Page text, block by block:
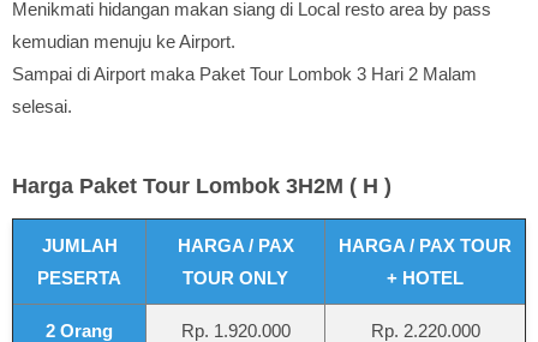
Menikmati hidangan makan siang di Local resto area by pass
kemudian menuju ke Airport.
Sampai di Airport maka Paket Tour Lombok 3 Hari 2 Malam
selesai.
Harga Paket Tour Lombok 3H2M ( H )
JUMLAH
PESERTA
HARGA / PAX
TOUR ONLY
HARGA / PAX TOUR
+ HOTEL
2 Orang Rp. 1.920.000 Rp. 2.220.000